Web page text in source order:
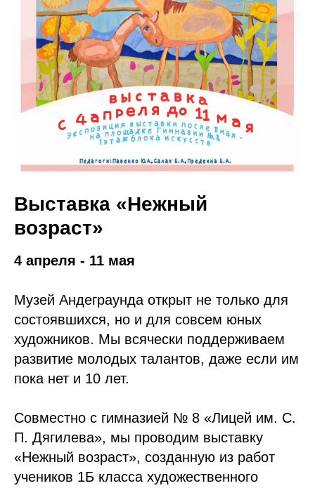
Выставка «Нежный
возраст»
4 апреля - 11 мая
Музей Андеграунда открыт не только для
состоявшихся, но и для совсем юных
художников. Мы всячески поддерживаем
развитие молодых талантов, даже если им
пока нет и 10 лет.
Совместно с гимназией № 8 «Лицей им. С.
П. Дягилева», мы проводим выставку
«Нежный возраст», созданную из работ
учеников 1Б класса художественного